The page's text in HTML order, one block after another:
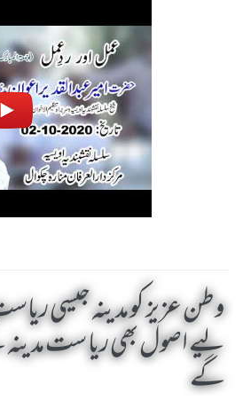
وطن عزیز کو مدینہ جیسی
لیے اصول بھی ریا ست
گے